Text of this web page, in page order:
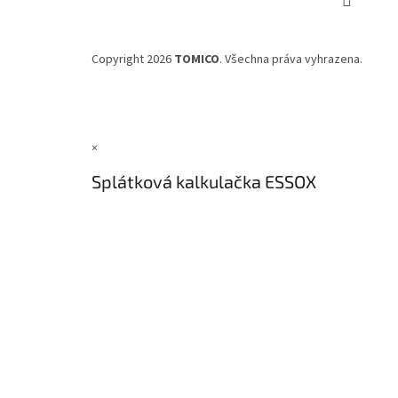
Copyright 2026 TOMICO. Všechna práva vyhrazena.
×
Splátková kalkulačka ESSOX